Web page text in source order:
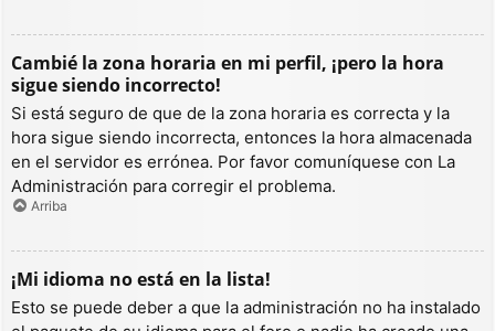
Cambié la zona horaria en mi perfil, ¡pero la hora
sigue siendo incorrecto!
Si está seguro de que de la zona horaria es correcta y la
hora sigue siendo incorrecta, entonces la hora almacenada
en el servidor es errónea. Por favor comuníquese con La
Administración para corregir el problema.
Arriba
¡Mi idioma no está en la lista!
Esto se puede deber a que la administración no ha instalado